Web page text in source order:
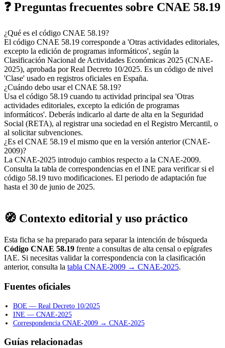
❓ Preguntas frecuentes sobre CNAE 58.19
¿Qué es el código CNAE 58.19?
El código CNAE 58.19 corresponde a 'Otras actividades editoriales,
excepto la edición de programas informáticos', según la
Clasificación Nacional de Actividades Económicas 2025 (CNAE-
2025), aprobada por Real Decreto 10/2025. Es un código de nivel
'Clase' usado en registros oficiales en España.
¿Cuándo debo usar el CNAE 58.19?
Usa el código 58.19 cuando tu actividad principal sea 'Otras
actividades editoriales, excepto la edición de programas
informáticos'. Deberás indicarlo al darte de alta en la Seguridad
Social (RETA), al registrar una sociedad en el Registro Mercantil, o
al solicitar subvenciones.
¿Es el CNAE 58.19 el mismo que en la versión anterior (CNAE-
2009)?
La CNAE-2025 introdujo cambios respecto a la CNAE-2009.
Consulta la tabla de correspondencias en el INE para verificar si el
código 58.19 tuvo modificaciones. El periodo de adaptación fue
hasta el 30 de junio de 2025.
🧭 Contexto editorial y uso práctico
Esta ficha se ha preparado para separar la intención de búsqueda
Código CNAE 58.19 frente a consultas de alta censal o epígrafes
IAE. Si necesitas validar la correspondencia con la clasificación
anterior, consulta la tabla CNAE-2009 → CNAE-2025.
Fuentes oficiales
BOE — Real Decreto 10/2025
INE — CNAE-2025
Correspondencia CNAE-2009 → CNAE-2025
Guías relacionadas